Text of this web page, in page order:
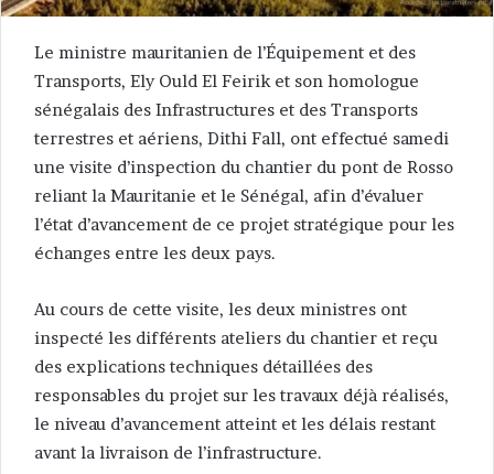
Le ministre mauritanien de l’Équipement et des
Transports, Ely Ould El Feirik et son homologue
sénégalais des Infrastructures et des Transports
terrestres et aériens, Dithi Fall, ont effectué samedi
une visite d’inspection du chantier du pont de Rosso
reliant la Mauritanie et le Sénégal, afin d’évaluer
l’état d’avancement de ce projet stratégique pour les
échanges entre les deux pays.
Au cours de cette visite, les deux ministres ont
inspecté les différents ateliers du chantier et reçu
des explications techniques détaillées des
responsables du projet sur les travaux déjà réalisés,
le niveau d’avancement atteint et les délais restant
avant la livraison de l’infrastructure.